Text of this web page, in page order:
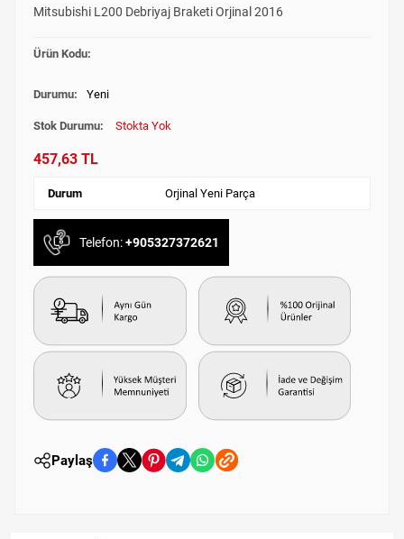
Mitsubishi L200 Debriyaj Braketi Orjinal 2016
Ürün Kodu:
Durumu: Yeni
Stok Durumu: Stokta Yok
457,63 TL
Durum Orjinal Yeni Parça
Telefon:+905327372621
Paylaş